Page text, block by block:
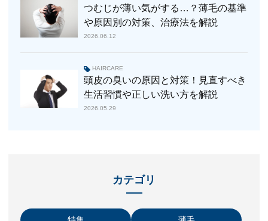
つむじが薄い気がする…？薄毛の基準
や原因別の対策、治療法を解説
2026.06.12
頭皮の臭いの原因と対策！見直すべき
生活習慣や正しい洗い方を解説
2026.05.29
HAIRCARE
カテゴリ